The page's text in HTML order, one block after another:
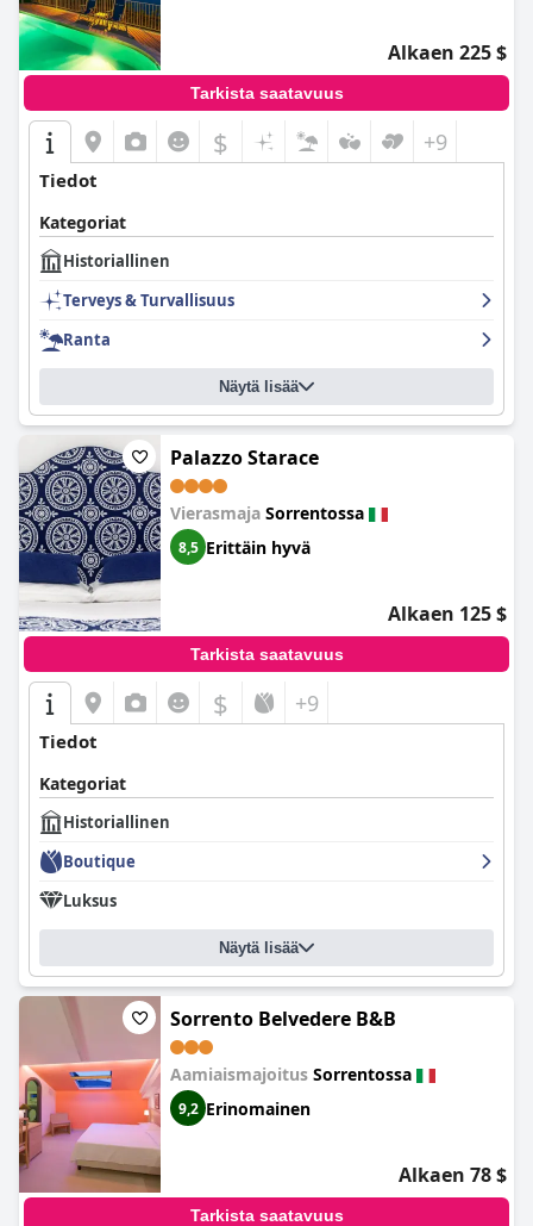
Alkaen 225 $
Tarkista saatavuus
$ +9
Tiedot
Kategoriat
Historiallinen
Terveys & Turvallisuus
Ranta
Näytä lisää
Palazzo Starace
Vierasmaja Sorrentossa
8,5 Erittäin hyvä
Alkaen 125 $
Tarkista saatavuus
$ +9
Tiedot
Kategoriat
Historiallinen
Boutique
Luksus
Näytä lisää
Sorrento Belvedere B&B
Aamiaismajoitus Sorrentossa
9,2 Erinomainen
Alkaen 78 $
Tarkista saatavuus